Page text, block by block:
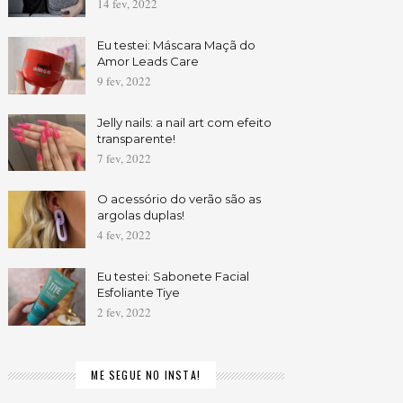
14 fev, 2022
Eu testei: Máscara Maçã do
Amor Leads Care
9 fev, 2022
Jelly nails: a nail art com efeito
transparente!
7 fev, 2022
O acessório do verão são as
argolas duplas!
4 fev, 2022
Eu testei: Sabonete Facial
Esfoliante Tiye
2 fev, 2022
ME SEGUE NO INSTA!